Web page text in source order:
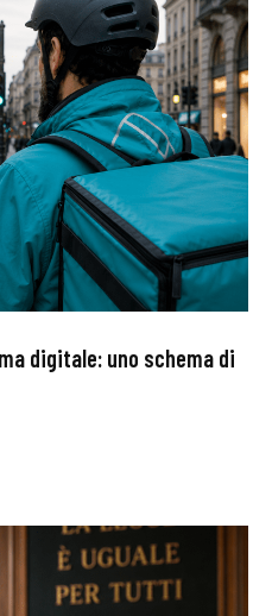
digitale: uno schema di